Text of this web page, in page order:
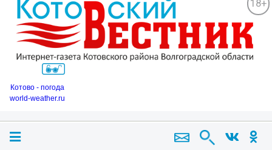
18+
Котово - погода
world-weather.ru